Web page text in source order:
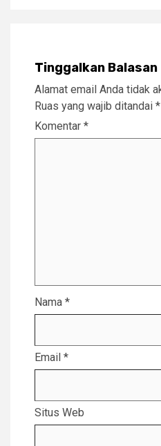
Tinggalkan Balasan
Alamat email Anda tidak
Ruas yang wajib ditandai *
Komentar *
Nama *
Email *
Situs Web